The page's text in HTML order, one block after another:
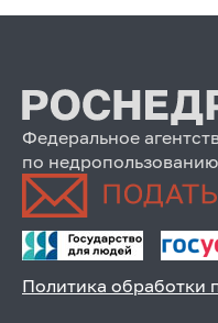
Федеральное
по недропользованию
Политика обработки